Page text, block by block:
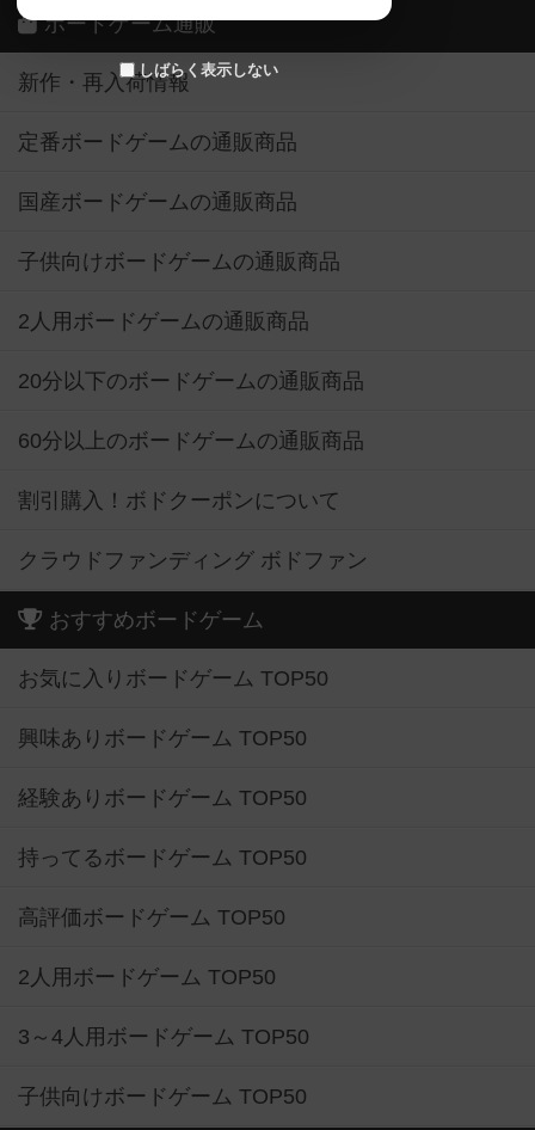
しばらく表示しない
ボードゲーム通販
新作・再入荷情報
定番ボードゲームの通販商品
国産ボードゲームの通販商品
子供向けボードゲームの通販商品
2人用ボードゲームの通販商品
20分以下のボードゲームの通販商品
60分以上のボードゲームの通販商品
割引購入！ボドクーポンについて
クラウドファンディング ボドファン
おすすめボードゲーム
お気に入りボードゲーム TOP50
興味ありボードゲーム TOP50
経験ありボードゲーム TOP50
持ってるボードゲーム TOP50
高評価ボードゲーム TOP50
2人用ボードゲーム TOP50
3～4人用ボードゲーム TOP50
子供向けボードゲーム TOP50